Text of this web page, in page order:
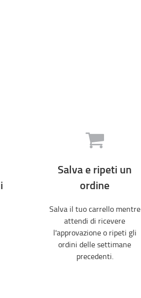
Salva e ripeti un
ordine
Salva il tuo carrello mentre
attendi di ricevere
l'approvazione o ripeti gli
ordini delle settimane
precedenti.